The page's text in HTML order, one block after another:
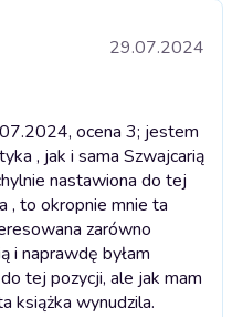
29.07.2024
ocena 3; jestem
, jak i sama Szwajcarią
nastawiona do tej
, to okropnie mnie ta
zarówno
i naprawdę byłam
tej pozycji, ale jak mam
książka wynudzila.